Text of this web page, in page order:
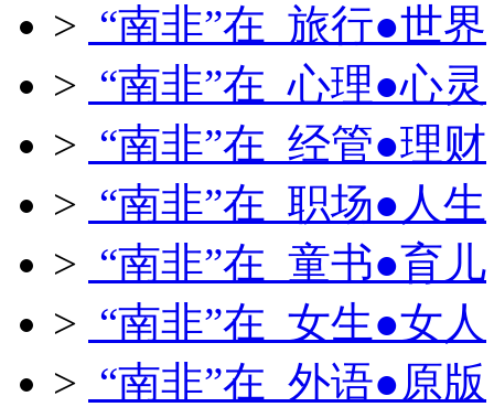
> “南非”在 旅行●世界
> “南非”在 心理●心灵
> “南非”在 经管●理财
> “南非”在 职场●人生
> “南非”在 童书●育儿
> “南非”在 女生●女人
> “南非”在 外语●原版